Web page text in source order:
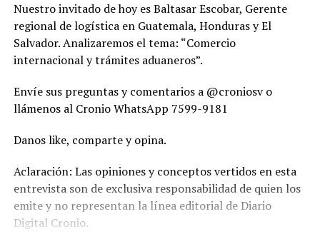
Nuestro invitado de hoy es Baltasar Escobar, Gerente
regional de logística en Guatemala, Honduras y El
Salvador. Analizaremos el tema: “Comercio
internacional y trámites aduaneros”.
Envíe sus preguntas y comentarios a @croniosv o
llámenos al Cronio WhatsApp 7599-9181
Danos like, comparte y opina.
Aclaración: Las opiniones y conceptos vertidos en esta
entrevista son de exclusiva responsabilidad de quien los
emite y no representan la línea editorial de Diario
Digital Cronio.